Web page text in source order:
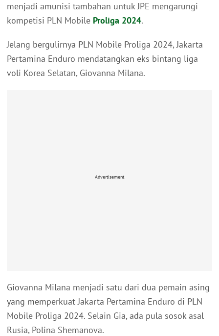
menjadi amunisi tambahan untuk JPE mengarungi
kompetisi PLN Mobile Proliga 2024.
Jelang bergulirnya PLN Mobile Proliga 2024, Jakarta
Pertamina Enduro mendatangkan eks bintang liga
voli Korea Selatan, Giovanna Milana.
Advertisement
Giovanna Milana menjadi satu dari dua pemain asing
yang memperkuat Jakarta Pertamina Enduro di PLN
Mobile Proliga 2024. Selain Gia, ada pula sosok asal
Rusia, Polina Shemanova.